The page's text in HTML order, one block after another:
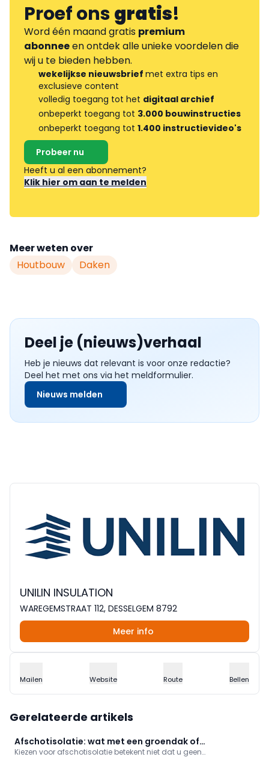
Proef onsgratis!
Word één maand gratis premium
abonneeen ontdek alle unieke voordelen die
wij u te bieden hebben.
wekelijkse nieuwsbrief met extra tips en
exclusieve content
volledig toegang tot het digitaal archief
onbeperkt toegang tot 3.000 bouwinstructies
onbeperkt toegang tot 1.400 instructievideo's
Probeer nu
Heeft u al een abonnement?
Klik hier om aan te melden
Meer weten over
Houtbouw
Daken
Deel je (nieuws)verhaal
Heb je nieuws dat relevant is voor onze redactie?
Deel het met ons via het meldformulier.
Nieuws melden
UNILIN INSULATION
WAREGEMSTRAAT 112, DESSELGEM 8792
Meer info
Mailen Website Route Bellen
Gerelateerde artikels
Afschotisolatie: wat met een groendak of
zonnepanelen?
Kiezen voor afschotisolatie betekent niet dat u geen